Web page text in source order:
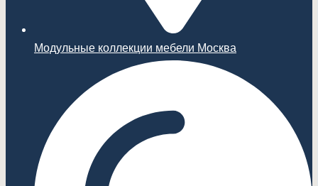
Модульные коллекции мебели Москва